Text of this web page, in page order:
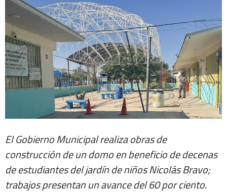
Extra +
El Gobierno Municipal realiza obras de
construcción de un domo en beneficio de decenas
de estudiantes del jardín de niños Nicolás Bravo;
trabajos presentan un avance del 60 por ciento.